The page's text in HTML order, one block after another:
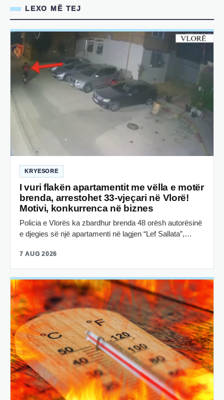
LEXO MË TEJ
KRYESORE
I vuri flakën apartamentit me vëlla e motër
brenda, arrestohet 33-vjeçari në Vlorë!
Motivi, konkurrenca në biznes
Policia e Vlorës ka zbardhur brenda 48 orësh autorësinë
e djegies së një apartamenti në lagjen “Lef Sallata”,…
7 AUG 2026